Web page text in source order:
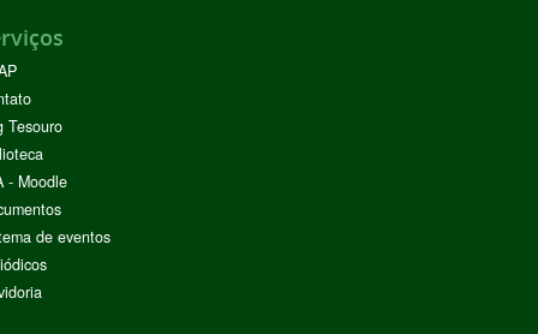
Tesouro
- Moodle
de eventos